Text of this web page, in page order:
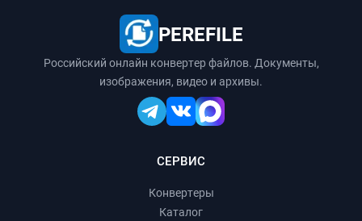
PEREFILE
Российский онлайн конвертер файлов. Документы,
изображения, видео и архивы.
СЕРВИС
Конвертеры
Каталог